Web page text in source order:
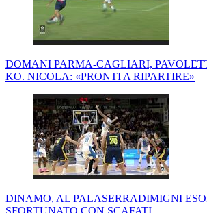
DOMANI PARMA-CAGLIARI,
KO. NICOLA: «PRONTI A RIPARTIRE»
DINAMO, AL PALASERRADIMIGNI